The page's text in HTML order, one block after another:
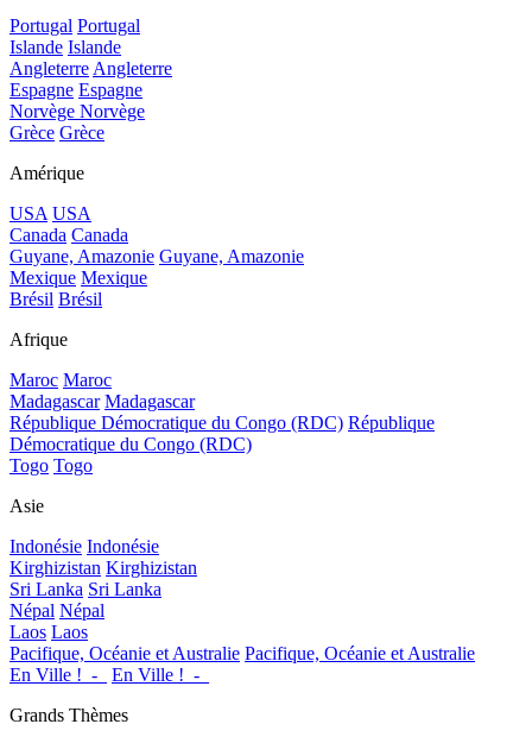
Portugal Portugal
Islande Islande
Angleterre Angleterre
Espagne Espagne
Norvège Norvège
Grèce Grèce
Amérique
USA USA
Canada Canada
Guyane, Amazonie Guyane, Amazonie
Mexique Mexique
Brésil Brésil
Afrique
Maroc Maroc
Madagascar Madagascar
République Démocratique du Congo (RDC) République
Démocratique du Congo (RDC)
Togo Togo
Asie
Indonésie Indonésie
Kirghizistan Kirghizistan
Sri Lanka Sri Lanka
Népal Népal
Laos Laos
Pacifique, Océanie et Australie Pacifique, Océanie et Australie
En Ville !_-_
En Ville !_-_
Grands Thèmes